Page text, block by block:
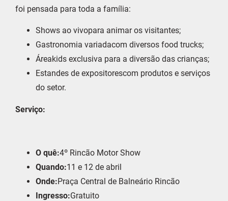
foi pensada para toda a família:
Shows ao vivopara animar os visitantes;
Gastronomia variadacom diversos food trucks;
Áreakids exclusiva para a diversão das crianças;
Estandes de expositorescom produtos e serviços
do setor.
Serviço:
O quê:4º Rincão Motor Show
Quando:11 e 12 de abril
Onde:Praça Central de Balneário Rincão
Ingresso:Gratuito